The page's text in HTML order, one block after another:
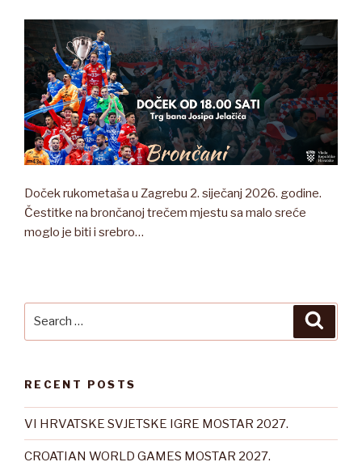
Doček rukometaša u Zagrebu 2. siječanj 2026. godine.
Čestitke na brončanoj trečem mjestu sa malo sreće
moglo je biti i srebro…
RECENT POSTS
VI HRVATSKE SVJETSKE IGRE MOSTAR 2027.
CROATIAN WORLD GAMES MOSTAR 2027.